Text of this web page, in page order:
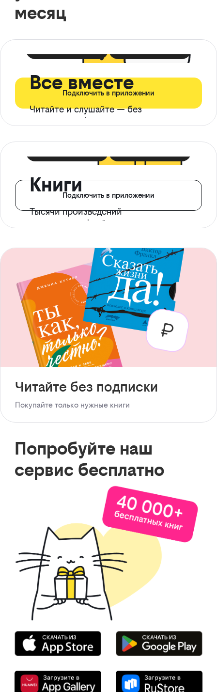
месяц
Все вместе
Читайте и слушайте — без
ограничений*
Подключить в приложении
Книги
Тысячи произведений
с доступом офлайн
Подключить в приложении
Читайте без подписки
Покупайте только нужные книги
Попробуйте наш
сервис бесплатно